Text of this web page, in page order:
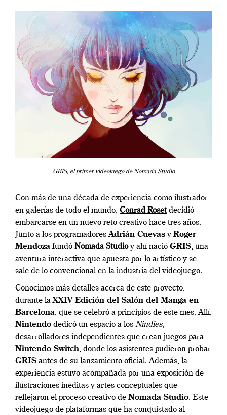
GRIS, el primer videojuego de Nomada Studio
Con más de una década de experiencia como ilustrador
en galerías de todo el mundo, Conrad Rosetdecidió
embarcarse en un nuevo reto creativo hace tres años.
Junto a los programadoresAdrián CuevasyRoger
Mendoza fundó Nomada Studioy ahí nació GRIS, una
aventura interactiva que apuesta por lo artístico y se
sale de lo convencional en la industria del videojuego.
Conocimos más detalles acerca de este proyecto,
durante laXXIV Edición del Salón del Manga en
Barcelona, que se celebró a principios de este mes. Allí,
Nintendo dedicó un espacio a los Nindies,
desarrolladores independientes que crean juegos para
Nintendo Switch, donde los asistentes pudieron probar
GRIS antes de su lanzamiento oficial. Además, la
experiencia estuvo acompañada por una exposición de
ilustraciones inéditas y artes conceptuales que
reflejaron el proceso creativo de Nomada Studio. Este
videojuego de plataformas que ha conquistado al